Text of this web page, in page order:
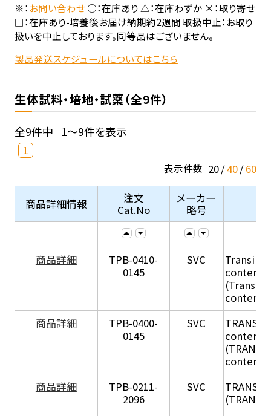
※：お問い合わせ○：在庫あり △：在庫わずか ×：取り寄せ
□：在庫あり-培養後お届け納期約2週間 取扱中止：お取り
扱いを中止しております。同等品はございません。
製品発送スケジュールについてはこちら
生体試料・培地・試薬（全9件）
全9件中 1～9件を表示
1
表示件数 20 40 60
商品詳細情報
注文
Cat.No
メーカー
略号
商品詳細
TPB-0410-
0145
SVC
Transil
content
(Transil
content
商品詳細
TPB-0400-
0145
SVC
content
content
商品詳細
TPB-0211-
2096
SVC TRANSIL